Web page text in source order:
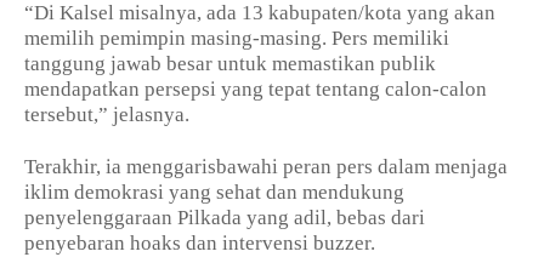
“Di Kalsel misalnya, ada 13 kabupaten/kota yang akan
memilih pemimpin masing-masing. Pers memiliki
tanggung jawab besar untuk memastikan publik
mendapatkan persepsi yang tepat tentang calon-calon
tersebut,” jelasnya.
Terakhir, ia menggarisbawahi peran pers dalam menjaga
iklim demokrasi yang sehat dan mendukung
penyelenggaraan Pilkada yang adil, bebas dari
penyebaran hoaks dan intervensi buzzer.